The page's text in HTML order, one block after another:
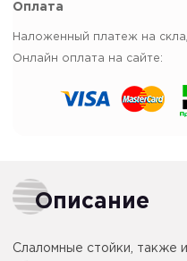
Оплата
Наложенный платеж на
Онлайн оплата на сайте:
Описание
Слаломные стойки, также